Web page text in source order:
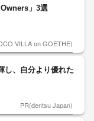
」3選
VILLA on GOETHE)
し、自分より優れた
PR(dentsu Japan)